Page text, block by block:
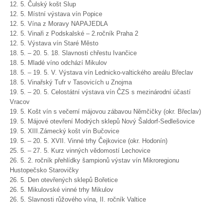
12. 5. Čulský košt Slup
12. 5. Místní výstava vín Popice
12. 5. Vína z Moravy NAPAJEDLA
12. 5. Vinaři z Podskalské – 2.ročník Praha 2
12. 5. Výstava vín Staré Město
18. 5. – 20. 5. 18. Slavnosti chřestu Ivančice
18. 5. Mladé víno odchází Mikulov
18. 5. – 19. 5. V. Výstava vín Lednicko-valtického areálu Břeclav
18. 5. Vinařský Tufr v Tasovicích u Znojma
19. 5. – 20. 5. Celostátní výstava vín ČZS s mezinárodní účastí
Vracov
19. 5. Košt vín s večerní májovou zábavou Němčičky (okr. Břeclav)
19. 5. Májové otevření Modrých sklepů Nový Šaldorf-Sedlešovice
19. 5. XIII.Zámecký košt vín Bučovice
19. 5. – 20. 5. XVII. Vinné trhy Čejkovice (okr. Hodonín)
25. 5. – 27. 5. Kurz vinných vědomostí Lechovice
26. 5. 2. ročník přehlídky šampionů výstav vín Mikroregionu
Hustopečsko Starovičky
26. 5. Den otevřených sklepů Bořetice
26. 5. Mikulovské vinné trhy Mikulov
26. 5. Slavnosti růžového vína, II. ročník Valtice